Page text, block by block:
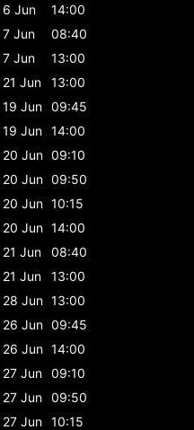
6 Jun
14:00
7 Jun
08:40
7 Jun
13:00
21 Jun
13:00
19 Jun 09:45
19 Jun 14:00
20 Jun 09:10
20 Jun 09:50
20 Jun 10:15
20 Jun 14:00
21 Jun
08:40
21 Jun
13:00
28 Jun 13:00
26 Jun 09:45
26 Jun 14:00
27 Jun 09:10
27 Jun 09:50
27 Jun 10:15